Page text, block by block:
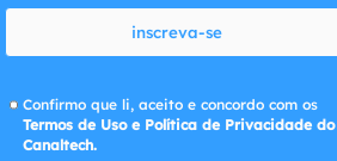
inscreva-se
Confirmo que li, aceito e concordo com os
Termos de Uso e Política de Privacidade do
Canaltech.